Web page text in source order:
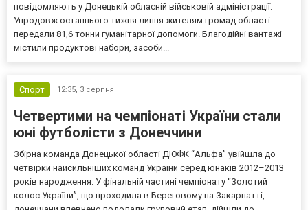
повідомляють у Донецькій обласній військовій адміністрації.
Упродовж останнього тижня липня жителям громад області
передали 81,6 тонни гуманітарної допомоги. Благодійні вантажі
містили продуктові набори, засоби...
Спорт 12:35, 3 серпня
Четвертими на чемпіонаті України стали
юні футболісти з Донеччини
Збірна команда Донецької області ДЮФК “Альфа” увійшла до
четвірки найсильніших команд України серед юнаків 2012–2013
років народження. У фінальній частині чемпіонату “Золотий
колос України”, що проходила в Береговому на Закарпатті,